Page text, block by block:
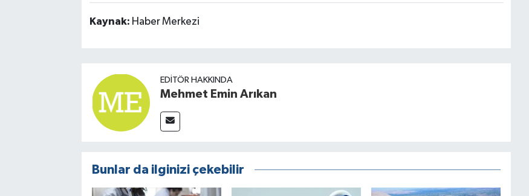
Kaynak: Haber Merkezi
EDITÖR HAKKINDA
Mehmet Emin Arıkan
Bunlar da ilginizi çekebilir